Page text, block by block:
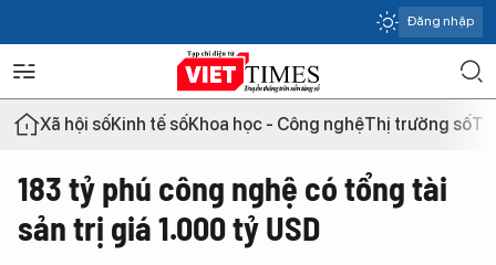
Đăng nhập
Xã hội sốKinh tế sốKhoa học - Công nghệThị trường số
183 tỷ phú công nghệ có tổng tài
sản trị giá 1.000 tỷ USD